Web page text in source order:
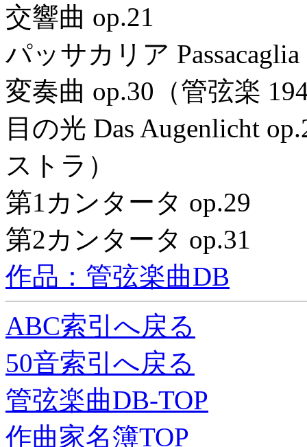
交響曲 op.21
パッサカリア
変奏曲 op.30（管弦楽
目の光 Das Augenlicht
ストラ）
第1カンタータ op.29
第2カンタータ op.31
作品：管弦楽曲DB
ABC索引へ戻る
50音索引へ戻る
管弦楽曲DB-TOP
作曲家名簿TOP